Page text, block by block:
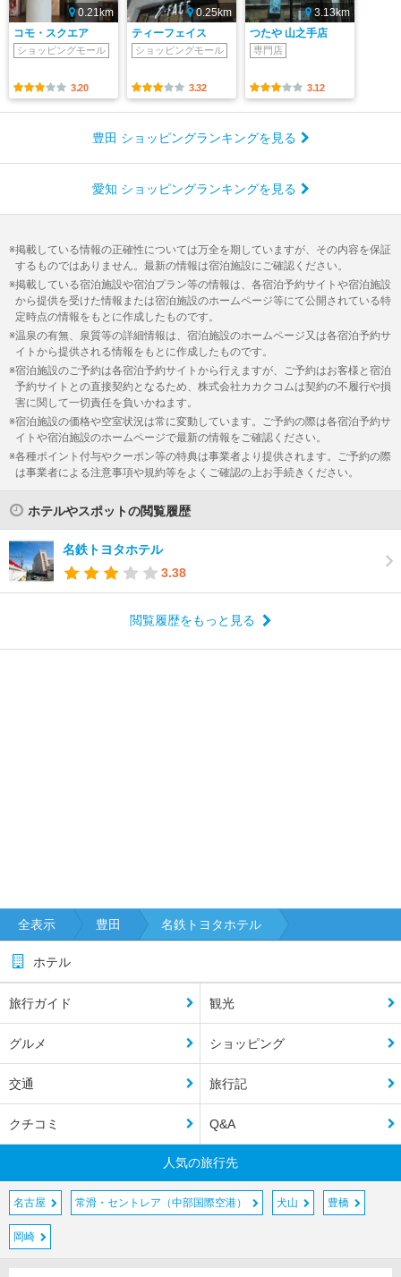
0.21km
コモ・スクエア
ショッピングモール
3.20
0.25km
ティーフェイス
ショッピングモール
3.32
3.13km
つたや 山之手店
専門店
3.12
豊田 ショッピングランキングを見る
愛知 ショッピングランキングを見る
掲載している情報の正確性については万全を期していますが、その内容を保証
するものではありません。最新の情報は宿泊施設にご確認ください。
掲載している宿泊施設や宿泊プラン等の情報は、各宿泊予約サイトや宿泊施設
から提供を受けた情報または宿泊施設のホームページ等にて公開されている特
定時点の情報をもとに作成したものです。
温泉の有無、泉質等の詳細情報は、宿泊施設のホームページ又は各宿泊予約サ
イトから提供される情報をもとに作成したものです。
宿泊施設のご予約は各宿泊予約サイトから行えますが、ご予約はお客様と宿泊
予約サイトとの直接契約となるため、株式会社カカクコムは契約の不履行や損
害に関して一切責任を負いかねます。
宿泊施設の価格や空室状況は常に変動しています。ご予約の際は各宿泊予約サ
イトや宿泊施設のホームページで最新の情報をご確認ください。
各種ポイント付与やクーポン等の特典は事業者より提供されます。ご予約の際
は事業者による注意事項や規約等をよくご確認の上お手続きください。
ホテルやスポットの閲覧履歴
名鉄トヨタホテル
3.38
閲覧履歴をもっと見る
全表示 豊田 名鉄トヨタホテル
ホテル
旅行ガイド 観光
グルメ ショッピング
交通 旅行記
クチコミ Q&A
人気の旅行先
名古屋 常滑・セントレア（中部国際空港） 犬山 豊橋
岡崎